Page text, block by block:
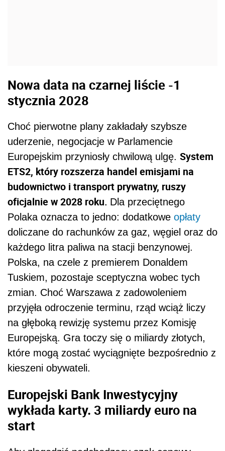
Nowa data na czarnej liście -1
stycznia 2028
Choć pierwotne plany zakładały szybsze
uderzenie, negocjacje w Parlamencie
Europejskim przyniosły chwilową ulgę. System
ETS2, który rozszerza handel emisjami na
budownictwo i transport prywatny, ruszy
oficjalnie w 2028 roku. Dla przeciętnego
Polaka oznacza to jedno: dodatkowe opłaty
doliczane do rachunków za gaz, węgiel oraz do
każdego litra paliwa na stacji benzynowej.
Polska, na czele z premierem Donaldem
Tuskiem, pozostaje sceptyczna wobec tych
zmian. Choć Warszawa z zadowoleniem
przyjęła odroczenie terminu, rząd wciąż liczy
na głęboką rewizję systemu przez Komisję
Europejską. Gra toczy się o miliardy złotych,
które mogą zostać wyciągnięte bezpośrednio z
kieszeni obywateli.
Europejski Bank Inwestycyjny
wykłada karty. 3 miliardy euro na
start